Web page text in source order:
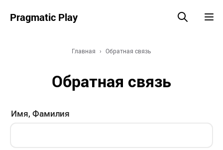
Pragmatic Play
Главная Обратная связь
Обратная связь
Имя, Фамилия